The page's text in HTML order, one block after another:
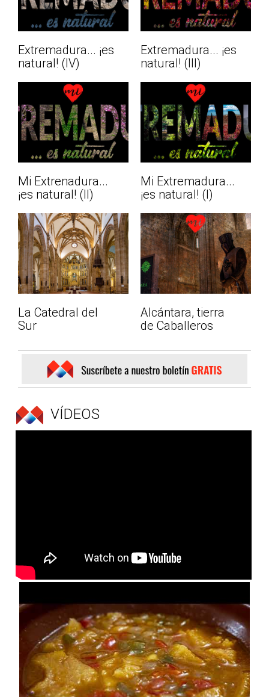
Extremadura... ¡es
natural! (IV)
Extremadura... ¡es
natural! (III)
Mi Extrenadura...
¡es natural! (II)
Mi Extremadura...
¡es natural! (I)
La Catedral del
Sur
Alcántara, tierra
de Caballeros
VÍDEOS